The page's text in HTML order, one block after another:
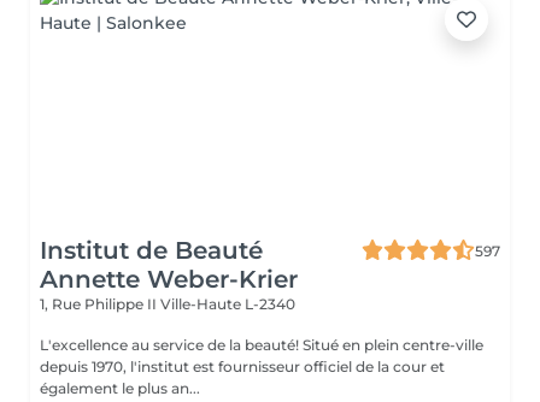
Institut de Beauté
Annette Weber-Krier
597
1, Rue Philippe II Ville-Haute L-2340
L'excellence au service de la beauté! Situé en plein centre-ville
depuis 1970, l'institut est fournisseur officiel de la cour et
également le plus an...